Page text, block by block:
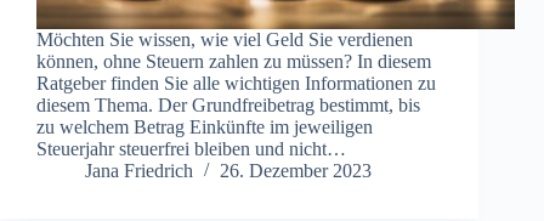
Möchten Sie wissen, wie viel Geld Sie verdienen
können, ohne Steuern zahlen zu müssen? In diesem
Ratgeber finden Sie alle wichtigen Informationen zu
diesem Thema. Der Grundfreibetrag bestimmt, bis
zu welchem Betrag Einkünfte im jeweiligen
Steuerjahr steuerfrei bleiben und nicht…
Jana Friedrich
26. Dezember 2023